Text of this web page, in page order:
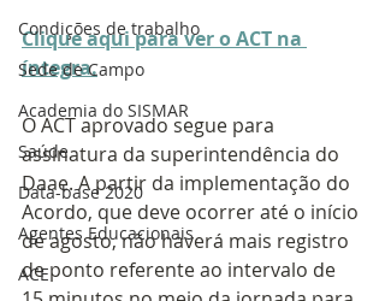
Condições de trabalho
Sede de Campo
Academia do SISMAR
Saúde
Data-base 2020
Agentes Educacionais
ACE
Clique aqui para ver o ACT na
íntegra.
O ACT aprovado segue para
assinatura da superintendência do
Daae. A partir da implementação do
Acordo, que deve ocorrer até o início
de agosto, não haverá mais registro
de ponto referente ao intervalo de